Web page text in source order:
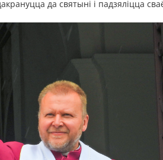
да святыні і падзяліцца